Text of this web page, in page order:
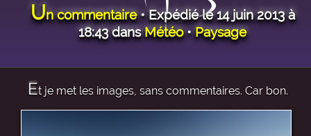
Un commentaire• Expédié le 14 juin 2013 à
18:43 dansMétéo•Paysage
Et je met les images, sans commentaires. Car bon.